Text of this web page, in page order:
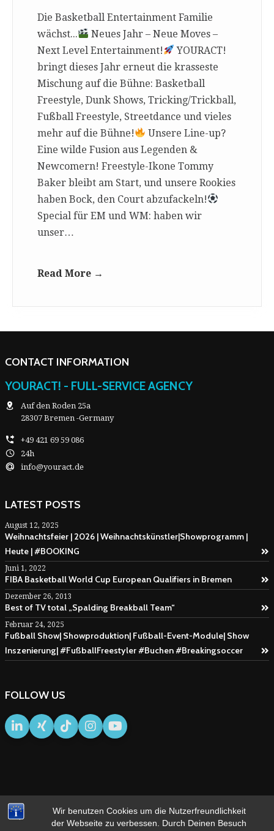
Wir benutzen Cookies um die Nutzerfreundlichkeit
der Webseite zu verbessen. Durch Deinen Besuch
Die Basketball Entertainment Familie
wächst...
Neues Jahr – Neue Moves –
Next Level Entertainment!
YOURACT!
bringt dieses Jahr erneut die krasseste
Mischung auf die Bühne: Basketball
Freestyle, Dunk Shows, Tricking/Trickball,
Fußball Freestyle, Streetdance und vieles
mehr auf die Bühne!
Unsere Line-up?
Eine wilde Fusion aus Legenden &
Newcomern! Freestyle-Ikone Tommy
Baker bleibt am Start, und unsere Rookies
haben Bock, den Court abzufackeln!
Special für EM und WM: haben wir
unser…
Read More →
CONTACT INFORMATION
YOURACT! - FULL-SERVICE AGENCY
Auf den Roden 25a
28307 Bremen -Germany
+49 421 69 59 086
24h
info@youract.de
LATEST POSTS
August 12, 2025
Weihnachtsfeier | 2026 | Weihnachtskünstler|Showprogramm |
Heute | #BOOKING
Juni 1, 2022
FIBA Basketball World Cup European Qualifiers in Bremen
Dezember 26, 2013
Best of TV total „Spalding Breakball Team“
Februar 24, 2025
Fußball Show| Showproduktion| Fußball-Event-Module| Show
Inszenierung| #FußballFreestyler #Buchen #Breakingsoccer
FOLLOW US
IMPRESSUM AGB